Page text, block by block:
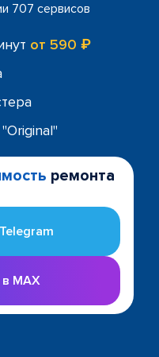
707 сервисов
от 590 ₽
ремонта
MAX